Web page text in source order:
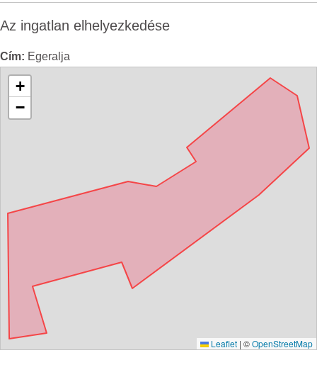
Az ingatlan elhelyezkedése
Cím: Egeralja
+
−
Leaflet | ©OpenStreetMap